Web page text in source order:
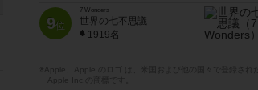
9位
7 Wonders
世界の七不思議
1919名
※Apple、Apple のロゴ は、米国および他の国々で登録された